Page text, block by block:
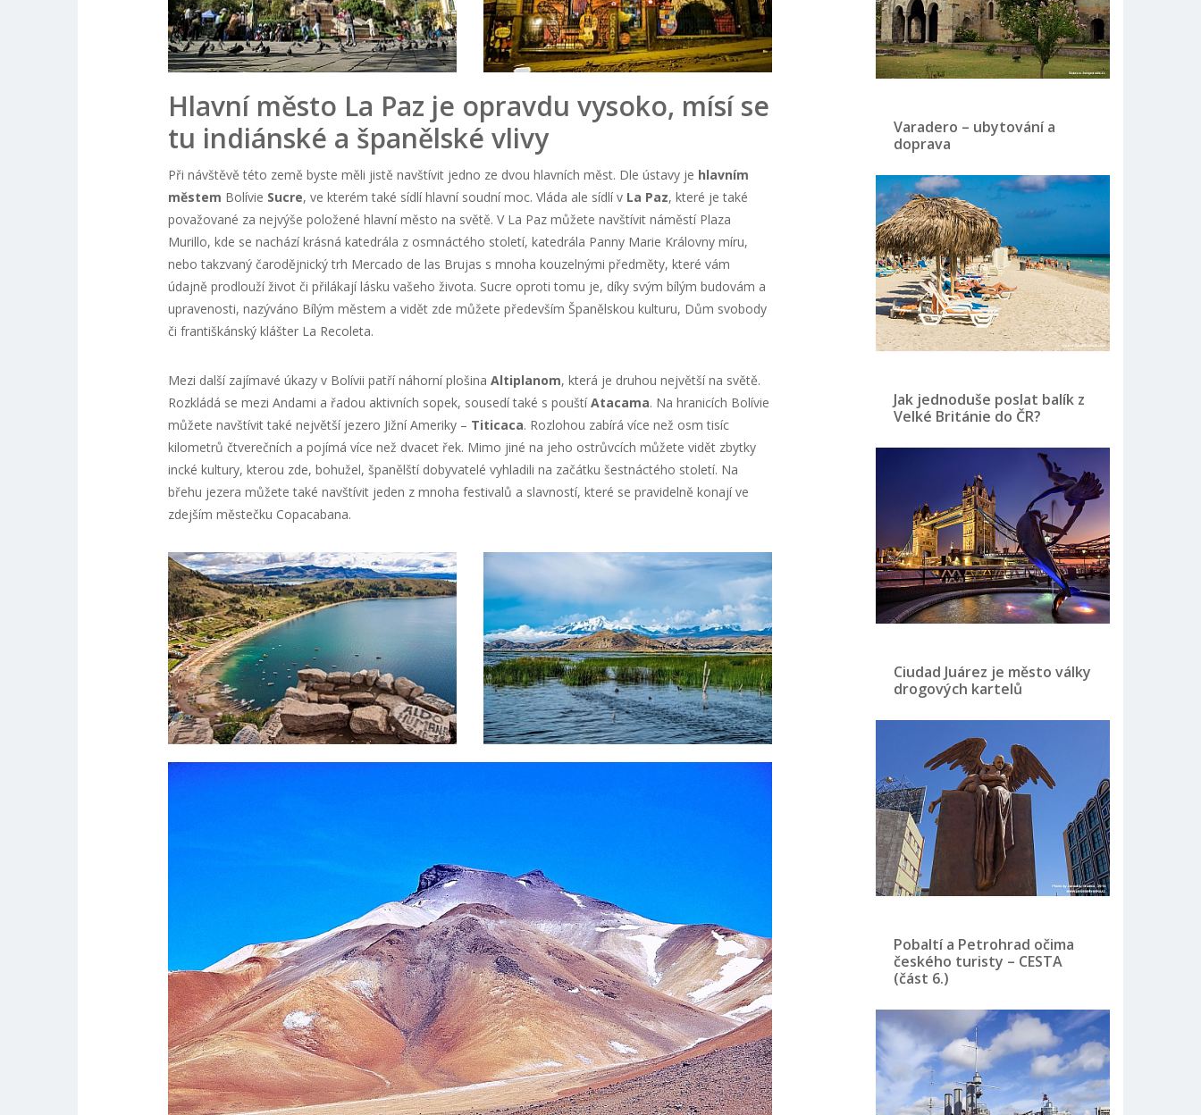
Hlavní město La Paz je opravdu vysoko, mísí se
tu indiánské a španělské vlivy
Při návštěvě této země byste měli jistě navštívit jedno ze dvou hlavních měst. Dle ústavy je hlavním
městem Bolívie Sucre, ve kterém také sídlí hlavní soudní moc. Vláda ale sídlí v La Paz, které je také
považované za nejvýše položené hlavní město na světě. V La Paz můžete navštívit náměstí Plaza
Murillo, kde se nachází krásná katedrála z osmnáctého století, katedrála Panny Marie Královny míru,
nebo takzvaný čarodějnický trh Mercado de las Brujas s mnoha kouzelnými předměty, které vám
údajně prodlouží život či přilákají lásku vašeho života. Sucre oproti tomu je, díky svým bílým budovám a
upravenosti, nazýváno Bílým městem a vidět zde můžete především Španělskou kulturu, Dům svobody
či františkánský klášter La Recoleta.
Mezi další zajímavé úkazy v Bolívii patří náhorní plošina Altiplanom, která je druhou největší na světě.
Rozkládá se mezi Andami a řadou aktivních sopek, sousedí také s pouštíAtacama. Na hranicích Bolívie
můžete navštívit také největší jezero Jižní Ameriky – Titicaca. Rozlohou zabírá více než osm tisíc
kilometrů čtverečních a pojímá více než dvacet řek. Mimo jiné na jeho ostrůvcích můžete vidět zbytky
incké kultury, kterou zde, bohužel, španělští dobyvatelé vyhladili na začátku šestnáctého století. Na
břehu jezera můžete také navštívit jeden z mnoha festivalů a slavností, které se pravidelně konají ve
zdejším městečku Copacabana.
Varadero – ubytování a
doprava
Jak jednoduše poslat balík z
Velké Británie do ČR?
Ciudad Juárez je město války
drogových kartelů
Pobaltí a Petrohrad očima
českého turisty – CESTA
(část 6.)